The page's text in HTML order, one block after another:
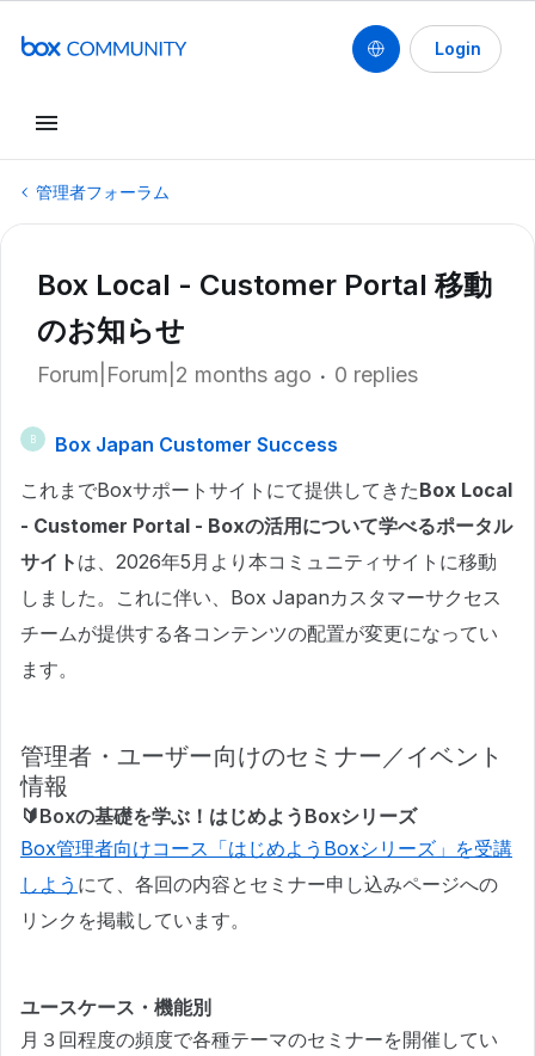
Login
管理者フォーラム
Box Local - Customer Portal 移動
のお知らせ
Forum|Forum|2 months ago 0 replies
B
Box Japan Customer Success
これまでBoxサポートサイトにて提供してきたBox Local
- Customer Portal - Boxの活用について学べるポータル
サイト は、2026年5月より本コミュニティサイトに移動
しました。これに伴い、Box Japanカスタマーサクセス
チームが提供する各コンテンツの配置が変更になってい
ます。
管理者・ユーザー向けのセミナー／イベント
情報
🔰Boxの基礎を学ぶ！はじめようBoxシリーズ
Box管理者向けコース「はじめようBoxシリーズ」を受講
しよう にて、各回の内容とセミナー申し込みページへの
リンクを掲載しています。
ユースケース・機能別
月３回程度の頻度で各種テーマのセミナーを開催してい